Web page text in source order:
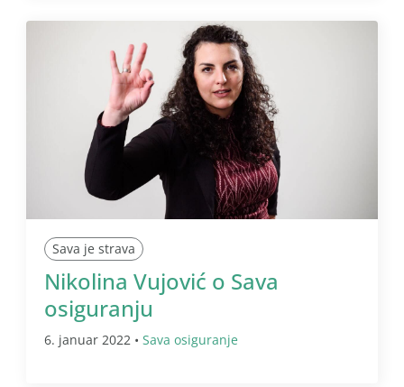
Sava je strava
Nikolina Vujović o Sava
osiguranju
6. januar 2022 • Sava osiguranje